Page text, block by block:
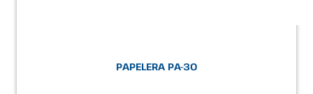
PAPELERA PA-30